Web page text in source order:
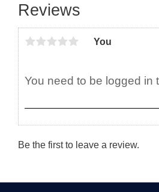
Reviews
You
Be the first to leave a review.